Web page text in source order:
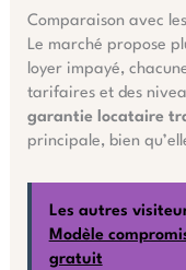
Comparaison avec
Le marché propose
loyer impayé,
tarifaires et des
garantie locataire
principale, bien
Les autres
Modèle
gratuit